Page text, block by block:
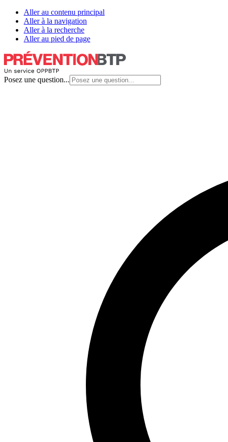
Aller au contenu principal
Aller à la navigation
Aller à la recherche
Aller au pied de page
Posez une question...